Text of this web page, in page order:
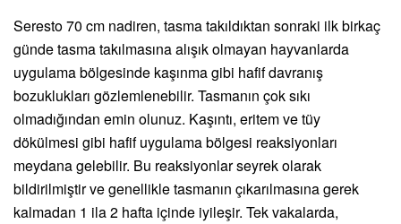
Seresto 70 cm nadiren, tasma takıldıktan sonraki ilk birkaç
günde tasma takılmasına alışık olmayan hayvanlarda
uygulama bölgesinde kaşınma gibi hafif davranış
bozuklukları gözlemlenebilir. Tasmanın çok sıkı
olmadığından emin olunuz. Kaşıntı, eritem ve tüy
dökülmesi gibi hafif uygulama bölgesi reaksiyonları
meydana gelebilir. Bu reaksiyonlar seyrek olarak
bildirilmiştir ve genellikle tasmanın çıkarılmasına gerek
kalmadan 1 ila 2 hafta içinde iyileşir. Tek vakalarda,